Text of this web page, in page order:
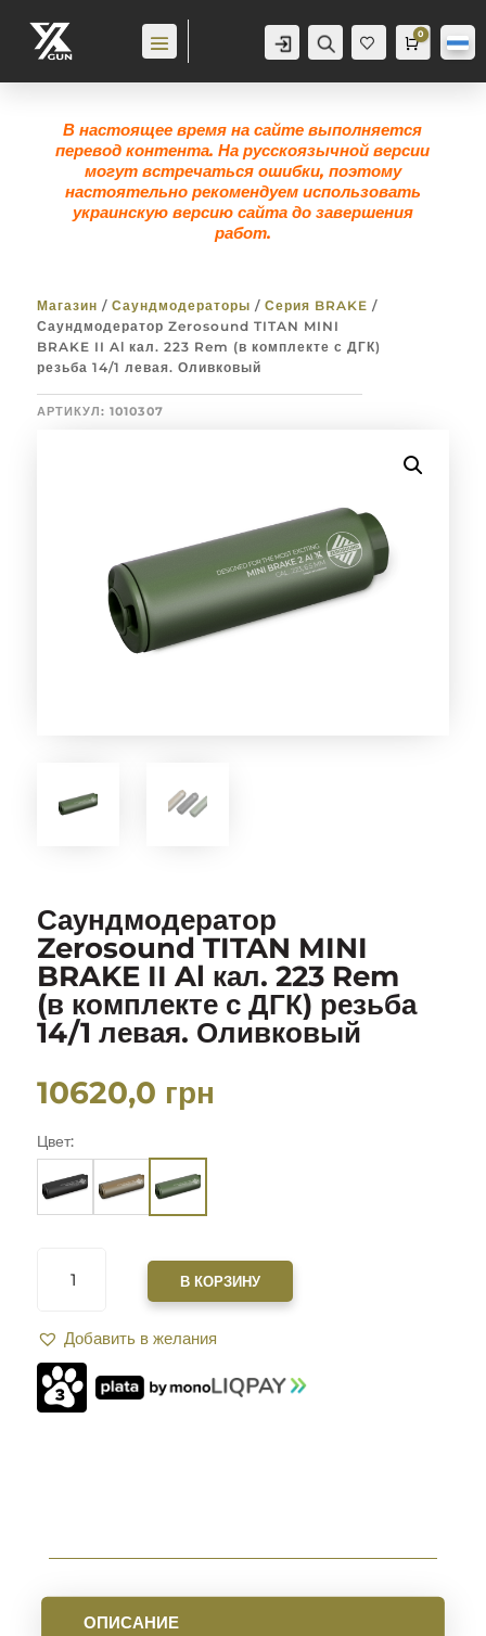
Аккаунт Поиск
Же
лан
Корзина
0
0,0грн
В настоящее время на сайте выполняется
перевод контента. На русскоязычной версии
могут встречаться ошибки, поэтому
настоятельно рекомендуем использовать
украинскую версию сайта до завершения
работ.
Магазин / Саундмодераторы / Серия BRAKE /
Саундмодератор Zerosound TITAN MINI
BRAKE II Al кал. 223 Rem (в комплекте с ДГК)
резьба 14/1 левая. Оливковый
АРТИКУЛ: 1010307
Саундмодератор
Zerosound TITAN MINI
BRAKE II Al кал. 223 Rem
(в комплекте с ДГК) резьба
14/1 левая. Оливковый
10620,0 грн
Цвет:
ТОВАРА
САУНДМОДЕРАТОР
TITAN
MINI
BRAKE
II
14/1
ЛЕВАЯ.
В КОРЗИНУ
Добавить в желания
ОПИСАНИЕ